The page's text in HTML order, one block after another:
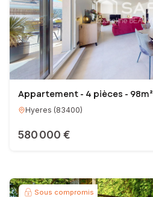
Appartement - 4 pièces - 98m²
Hyeres (83400)
580 000 €
Sous compromis